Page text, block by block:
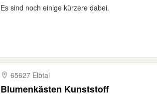
Es sind noch einige kürzere dabei.
65627 Elbtal
Blumenkästen Kunststoff